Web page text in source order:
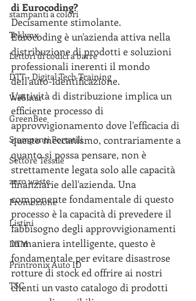
stampanti a colori
Teklynx
Lettori di codici a barre
DTT - Digital Tech Training
Webinar
GreenBee
Stampanti Portatili
Settore Tessile
zero waste
Promozione
Listini
DTM
Printronix Auto ID
TSC
di Eurocoding?
Decisamente stimolante.
Eurocoding è un'azienda attiva nella
distribuzione di prodotti e soluzioni
professionali inerenti il mondo
dell'auto-identificazione.
L'attività di distribuzione implica un
efficiente processo di
approvvigionamento dove l'efficacia di
questo meccanismo, contrariamente a
quanto si possa pensare, non è
strettamente legata solo alle capacità
finanziarie dell'azienda. Una
componente fondamentale di questo
processo è la capacità di prevedere il
fabbisogno degli approvvigionamenti
in maniera intelligente, questo è
fondamentale per evitare disastrose
rotture di stock ed offrire ai nostri
clienti un vasto catalogo di prodotti